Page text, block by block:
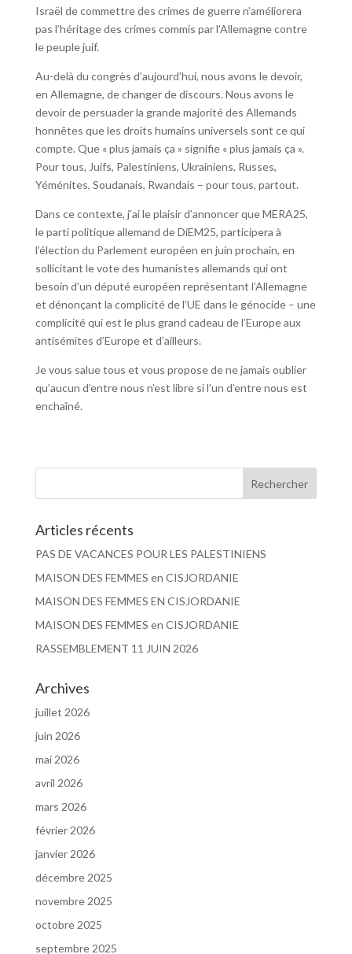
Israël de commettre des crimes de guerre n’améliorera
pas l’héritage des crimes commis par l’Allemagne contre
le peuple juif.
Au-delà du congrès d’aujourd’hui, nous avons le devoir,
en Allemagne, de changer de discours. Nous avons le
devoir de persuader la grande majorité des Allemands
honnêtes que les droits humains universels sont ce qui
compte. Que « plus jamais ça » signifie « plus jamais ça ».
Pour tous, Juifs, Palestiniens, Ukrainiens, Russes,
Yéménites, Soudanais, Rwandais – pour tous, partout.
Dans ce contexte, j’ai le plaisir d’annoncer que MERA25,
le parti politique allemand de DiEM25, participera à
l’élection du Parlement européen en juin prochain, en
sollicitant le vote des humanistes allemands qui ont
besoin d’un député européen représentant l’Allemagne
et dénonçant la complicité de l’UE dans le génocide – une
complicité qui est le plus grand cadeau de l’Europe aux
antisémites d’Europe et d’ailleurs.
Je vous salue tous et vous propose de ne jamais oublier
qu’aucun d’entre nous n’est libre si l’un d’entre nous est
enchaîné.
Articles récents
PAS DE VACANCES POUR LES PALESTINIENS
MAISON DES FEMMES en CISJORDANIE
MAISON DES FEMMES EN CISJORDANIE
MAISON DES FEMMES en CISJORDANIE
RASSEMBLEMENT 11 JUIN 2026
Archives
juillet 2026
juin 2026
mai 2026
avril 2026
mars 2026
février 2026
janvier 2026
décembre 2025
novembre 2025
octobre 2025
septembre 2025